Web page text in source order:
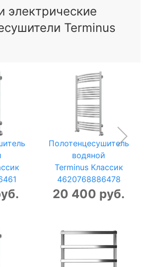
электрические
Terminus
Полотенцесушитель
водяной
Terminus Классик
4620768886478
20 400 руб.